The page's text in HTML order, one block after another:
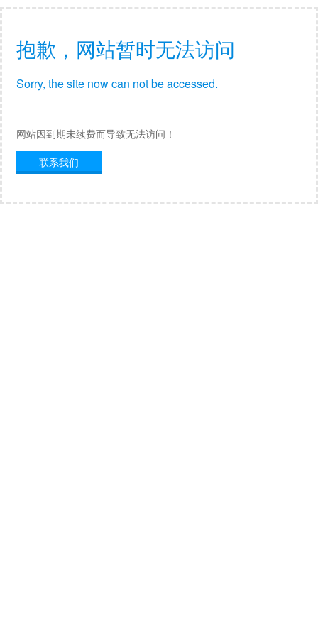
抱歉，网站暂时无法访问
Sorry, the site now can not be accessed.
网站因到期未续费而导致无法访问！
联系我们